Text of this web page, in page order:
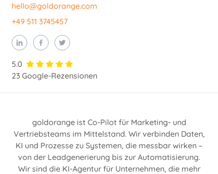
hello@goldorange.com
+49 511 3745457
5.0
23 Google-Rezensionen
goldorange ist Co-Pilot für Marketing- und
Vertriebsteams im Mittelstand. Wir verbinden Daten,
KI und Prozesse zu Systemen, die messbar wirken –
von der Leadgenerierung bis zur Automatisierung.
Wir sind die KI-Agentur für Unternehmen, die mehr